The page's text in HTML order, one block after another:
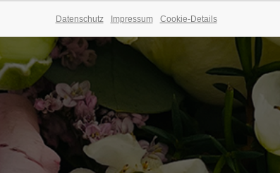
Datenschutz Impressum Cookie-Details